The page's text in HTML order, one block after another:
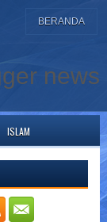
BERANDA
news
ISLAM
channel